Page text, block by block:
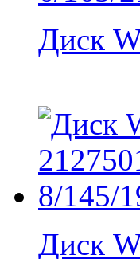
Диск
Диск